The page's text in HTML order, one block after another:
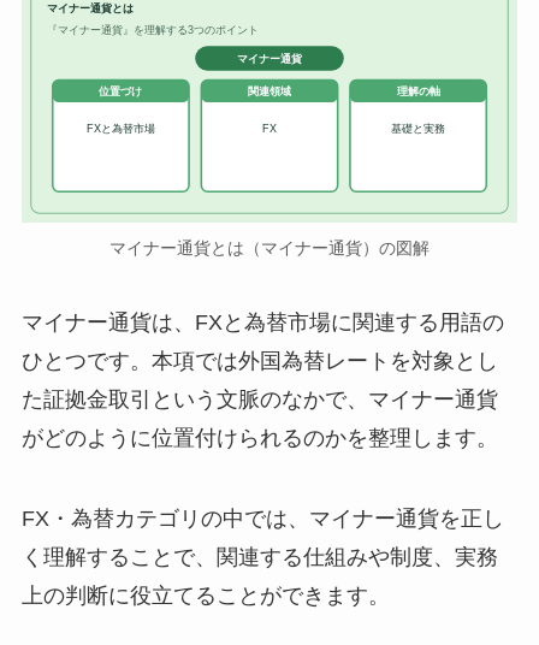
マイナー通貨とは
『マイナー通貨』を理解する3つのポイント
マイナー通貨
位置づけ
FXと為替市場
関連領域
FX
理解の軸
基礎と実務
マイナー通貨とは（マイナー通貨）の図解
マイナー通貨は、FXと為替市場に関連する用語の
ひとつです。本項では外国為替レートを対象とし
た証拠金取引という文脈のなかで、マイナー通貨
がどのように位置付けられるのかを整理します。
FX・為替カテゴリの中では、マイナー通貨を正し
く理解することで、関連する仕組みや制度、実務
上の判断に役立てることができます。